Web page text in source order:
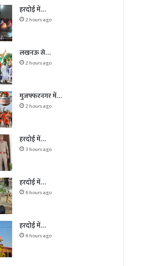
हरदोई में…
2 hours ago
लखनऊ से…
2 hours ago
मुजफ्फरनगर में…
2 hours ago
हरदोई में…
3 hours ago
हरदोई में…
6 hours ago
हरदोई में…
6 hours ago